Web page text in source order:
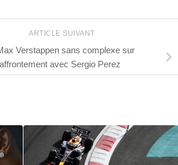
ARTICLE SUIVANT
Verstappen sans complexe sur
avec Sergio Perez